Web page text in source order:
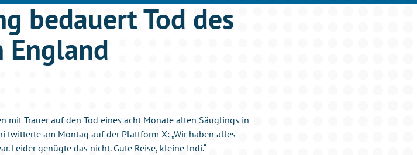
bedauert Tod des
mit Trauer auf den Tod eines acht Monate alten Säuglings in
twitterte am Montag auf der Plattform X: „Wir haben alles
Leider genügte das nicht. Gute Reise, kleine Indi.“